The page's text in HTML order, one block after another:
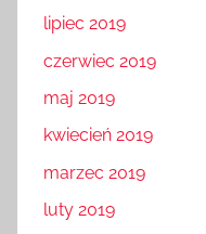
lipiec 2019
czerwiec 2019
maj 2019
kwiecień 2019
marzec 2019
luty 2019